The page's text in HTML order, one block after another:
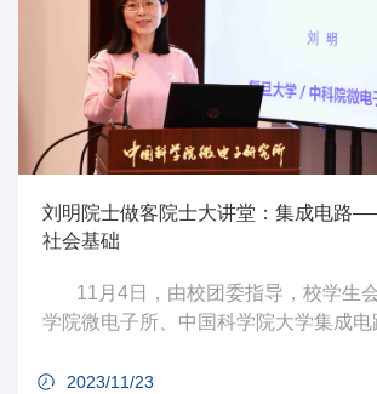
刘明院士做客院士大讲堂：集成电路
社会基础
学院微电子所、中国科学院大学集成电
2023/11/23